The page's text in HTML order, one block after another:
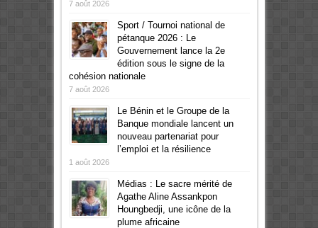
7 août 2026
Sport / Tournoi national de
pétanque 2026 : Le
Gouvernement lance la 2e
édition sous le signe de la
cohésion nationale
7 août 2026
Le Bénin et le Groupe de la
Banque mondiale lancent un
nouveau partenariat pour
l’emploi et la résilience
1 août 2026
Médias : Le sacre mérité de
Agathe Aline Assankpon
Houngbedji, une icône de la
plume africaine